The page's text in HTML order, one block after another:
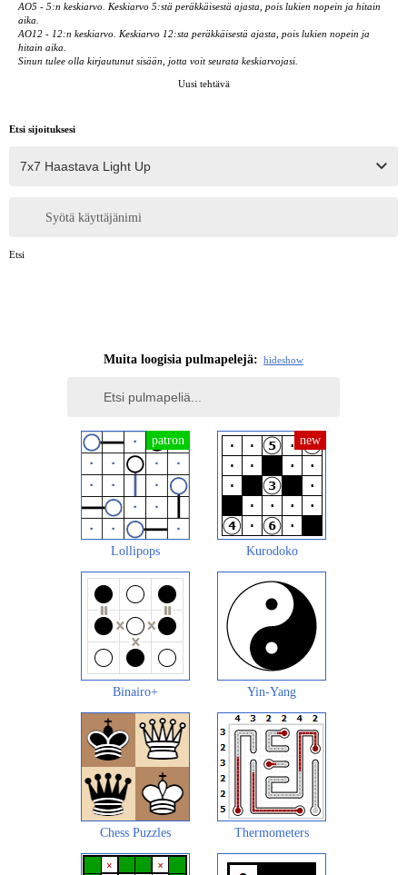
AO5 - 5:n keskiarvo. Keskiarvo 5:stä peräkkäisestä ajasta, pois lukien nopein ja hitain
aika.
AO12 - 12:n keskiarvo. Keskiarvo 12:sta peräkkäisestä ajasta, pois lukien nopein ja
hitain aika.
Sinun tulee olla kirjautunut sisään, jotta voit seurata keskiarvojasi.
Uusi tehtävä
Etsi sijoituksesi
Syötä käyttäjänimi
Etsi
Muita loogisia pulmapelejä: hideshow
Lollipops Kurodoko
Binairo+ Yin-Yang
Chess Puzzles Thermometers